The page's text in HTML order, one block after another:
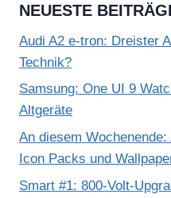
NEUESTE
Audi A2 e-tron: Dreister
Technik?
Samsung: One UI 9
Altgeräte
An diesem
Icon Packs und
Smart #1: 800-Volt-